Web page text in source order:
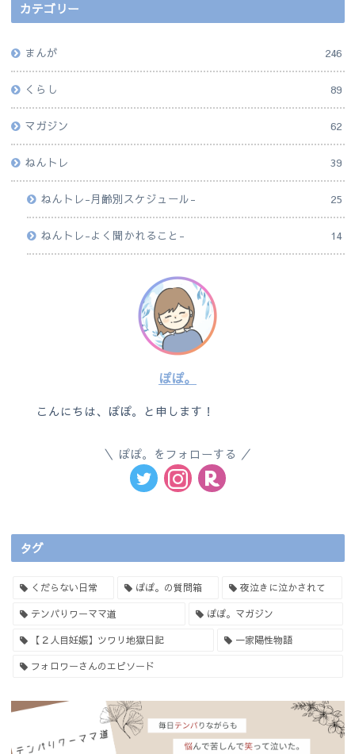
カテゴリー
まんが 246
くらし 89
マガジン 62
ねんトレ 39
ねんトレ-月齢別スケジュール- 25
ねんトレ-よく聞かれること- 14
ぽぽ。
こんにちは、ぽぽ。と申します！
ぽぽ。をフォローする
タグ
くだらない日常 ぽぽ。の質問箱 夜泣きに泣かされて
テンパりワーママ道 ぽぽ。マガジン
【２人目妊娠】ツワリ地獄日記 一家陽性物語
フォロワーさんのエピソード